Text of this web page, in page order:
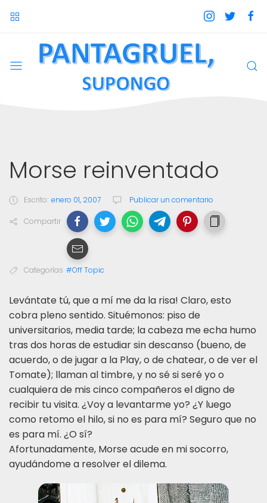
Morse reinventado
Escrito: enero 01, 2007 Publicar un comentario
Compartir
Categorías #Off Topic
Levántate tú, que a mí me da la risa! Claro, esto
cobra pleno sentido. Situémonos: piso de
universitarios, media tarde; la cabeza me echa humo
tras dos horas de estudiar sin descanso (bueno, de
acuerdo, o de jugar a la Play, o de chatear, o de ver el
Tomate); llaman al timbre, y no sé si seré yo o
cualquiera de mis cinco compañeros el digno de
recibir tu visita. ¿Voy a levantarme yo? ¿Y luego
como retomo el hilo, si no es para mí? Seguro que no
es para mí. ¿O sí?
Afortunadamente, Morse acude en mi socorro,
ayudándome a resolver el dilema.